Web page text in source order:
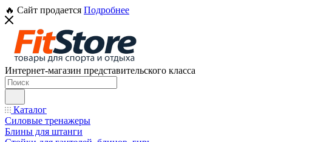
🔥 Сайт продается Подробнее
Интернет-магазин представительского класса
Каталог
Силовые тренажеры
Блины для штанги